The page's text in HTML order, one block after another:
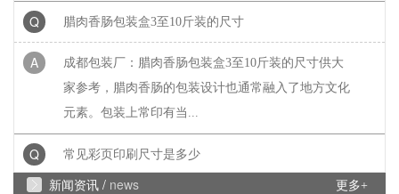
Q
A
Q
A
成都印刷厂家：常见彩页印刷尺寸是多少？常见彩页
新闻资讯 / news 更多+